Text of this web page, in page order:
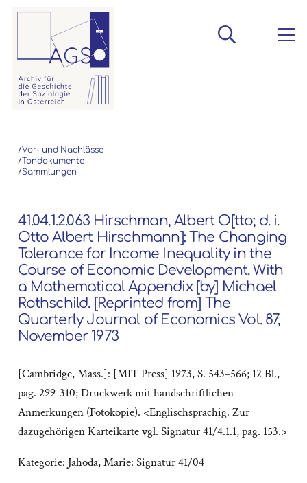
/Vor- und Nachlässe
/Tondokumente
/Sammlungen
41.04.1.2.063 Hirschman, Albert O[tto; d. i.
Otto Albert Hirschmann]: The Changing
Tolerance for Income Inequality in the
Course of Economic Development. With
a Mathematical Appendix [by] Michael
Rothschild. [Reprinted from] The
Quarterly Journal of Economics Vol. 87,
November 1973
[Cambridge, Mass.]: [MIT Press] 1973, S. 543–566; 12 Bl.,
pag. 299-310; Druckwerk mit handschriftlichen
Anmerkungen (Fotokopie). <Englischsprachig. Zur
dazugehörigen Karteikarte vgl. Signatur 41/4.1.1, pag. 153.>
Kategorie: Jahoda, Marie: Signatur 41/04